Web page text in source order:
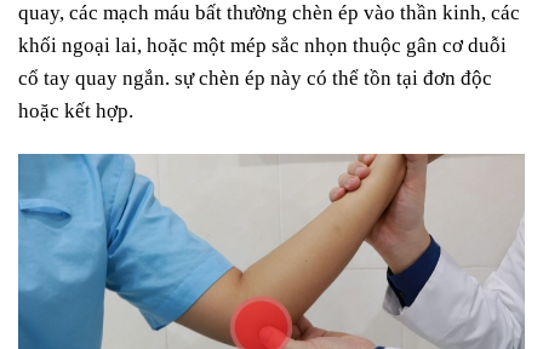
quay, các mạch máu bất thường chèn ép vào thần kinh, các
khối ngoại lai, hoặc một mép sắc nhọn thuộc gân cơ duỗi
cổ tay quay ngắn. sự chèn ép này có thể tồn tại đơn độc
hoặc kết hợp.